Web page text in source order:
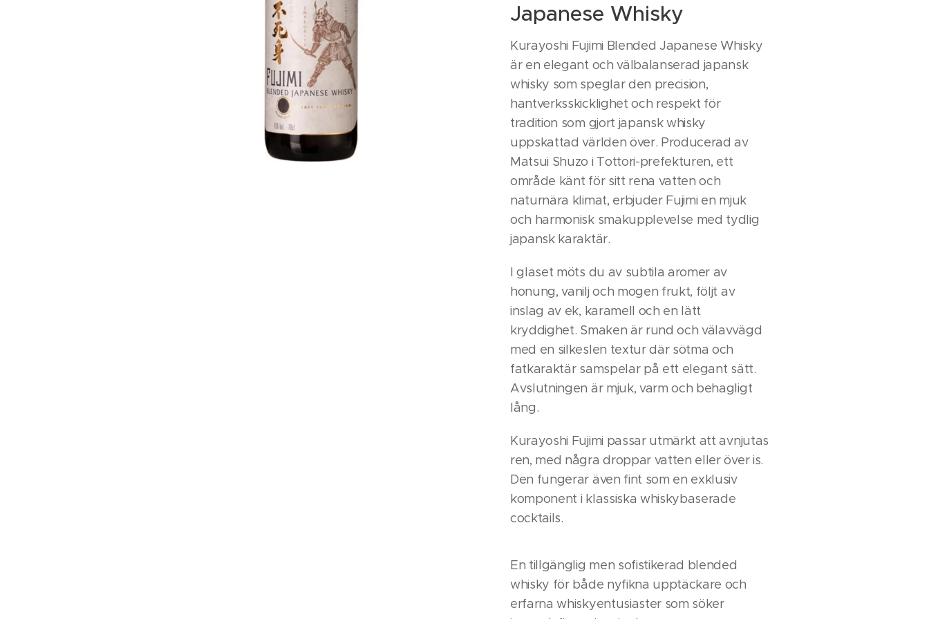
Japanese Whisky
Kurayoshi Fujimi Blended Japanese Whisky
är en elegant och välbalanserad japansk
whisky som speglar den precision,
hantverksskicklighet och respekt för
tradition som gjort japansk whisky
uppskattad världen över. Producerad av
Matsui Shuzo i Tottori-prefekturen, ett
område känt för sitt rena vatten och
naturnära klimat, erbjuder Fujimi en mjuk
och harmonisk smakupplevelse med tydlig
japansk karaktär.
I glaset möts du av subtila aromer av
honung, vanilj och mogen frukt, följt av
inslag av ek, karamell och en lätt
kryddighet. Smaken är rund och välavvägd
med en silkeslen textur där sötma och
fatkaraktär samspelar på ett elegant sätt.
Avslutningen är mjuk, varm och behagligt
lång.
Kurayoshi Fujimi passar utmärkt att avnjutas
ren, med några droppar vatten eller över is.
Den fungerar även fint som en exklusiv
komponent i klassiska whiskybaserade
cocktails.
En tillgänglig men sofistikerad blended
whisky för både nyfikna upptäckare och
erfarna whiskyentusiaster som söker